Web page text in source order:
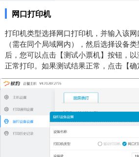
网口打印机
打印机类型选择网口打印机，并输入该
（需在同个局域网内），然后选择设备
后，您可以点击【测试小票机】按钮，
正常打印。如果测试结果正常，点击【确